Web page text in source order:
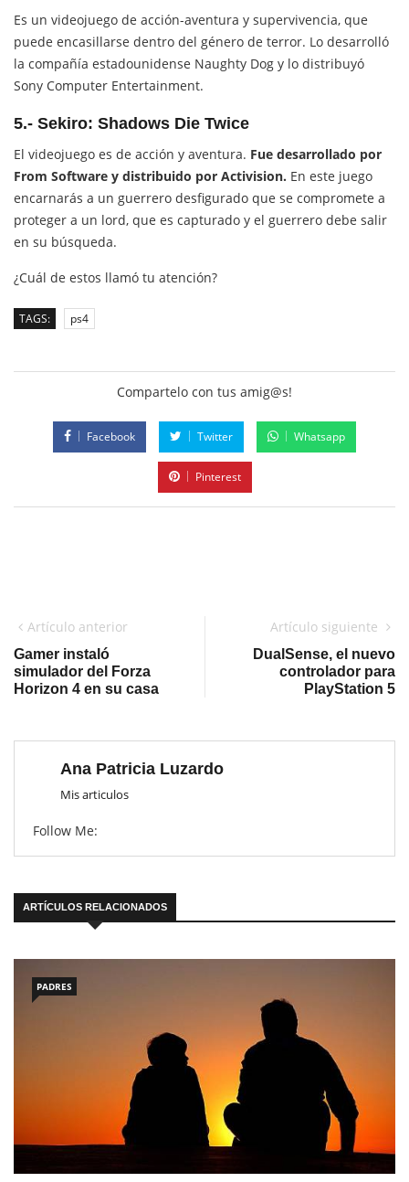
Es un videojuego de acción-aventura y supervivencia, que
puede encasillarse dentro del género de terror. Lo desarrolló
la compañía estadounidense Naughty Dog y lo distribuyó
Sony Computer Entertainment.
5.- Sekiro: Shadows Die Twice
El videojuego es de acción y aventura. Fue desarrollado por
From Software y distribuido por Activision.​ En este juego
encarnarás a un guerrero desfigurado que se compromete a
proteger a un lord, que es capturado y el guerrero debe salir
en su búsqueda.
¿Cuál de estos llamó tu atención?
TAGS: ps4
Compartelo con tus amig@s!
Facebook Twitter Whatsapp
Pinterest
Artículo anterior
Gamer instaló
simulador del Forza
Horizon 4 en su casa
Artículo siguiente
DualSense, el nuevo
controlador para
PlayStation 5
Ana Patricia Luzardo
Mis articulos
Follow Me:
ARTÍCULOS RELACIONADOS
PADRES